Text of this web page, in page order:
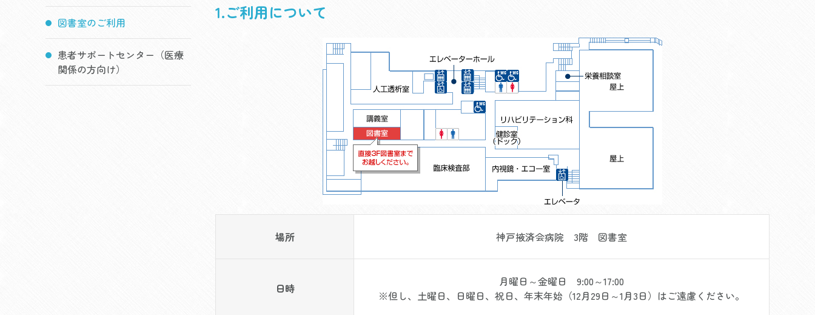
図書室のご利用
患者サポートセンター（医療
関係の方向け）
1.ご利用について
場所 神戸掖済会病院 3階 図書室
日時
月曜日～金曜日 9:00～17:00
※但し、土曜日、日曜日、祝日、年末年始（12月29日～1月3日）はご遠慮ください。